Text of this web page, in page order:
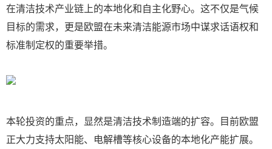
在清洁技术产业链上的本地化和自主化野心。这不仅是气候
目标的需求，更是欧盟在未来清洁能源市场中谋求话语权和
标准制定权的重要举措。
本轮投资的重点，显然是清洁技术制造端的扩容。目前欧盟
正大力支持太阳能、电解槽等核心设备的本地化产能扩展。